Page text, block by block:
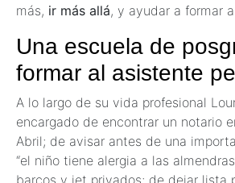
más, ir más allá, y ayudar a formar
Una escuela de
formar al asistente
A lo largo de su vida profesional
encargado de encontrar un notario
Abril; de avisar antes de una
“el niño tiene alergia a las
barcos y jet privados; de dejar lista